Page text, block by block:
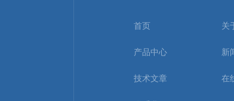
首页 关
产品中心 新
技术文章 在